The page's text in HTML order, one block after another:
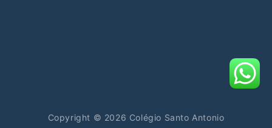
Copyright © 2026 Colégio Santo Antonio